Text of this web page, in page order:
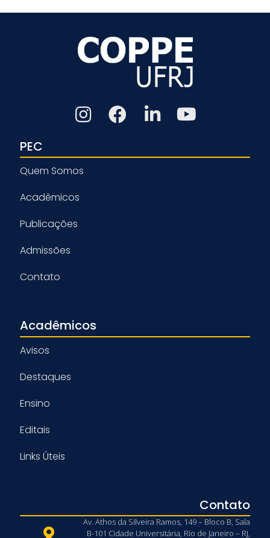
PEC
Quem Somos
Acadêmicos
Publicações
Admissões
Contato
Acadêmicos
Avisos
Destaques
Ensino
Editais
Links Úteis
Contato
Av. Athos da Silveira Ramos, 149 – Bloco B, Sala
B-101 Cidade Universitária, Rio de Janeiro – RJ,